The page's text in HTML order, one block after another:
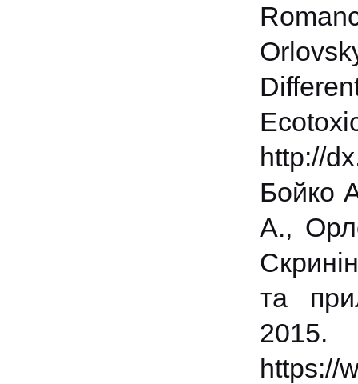
http://
Бойко
А.,
та
https://